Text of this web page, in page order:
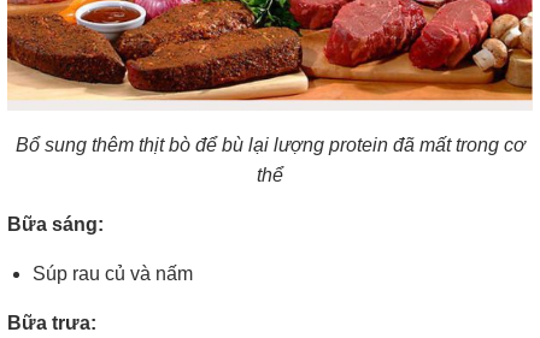
Bổ sung thêm thịt bò để bù lại lượng protein đã mất trong cơ
thể
Bữa sáng:
Súp rau củ và nấm
Bữa trưa: